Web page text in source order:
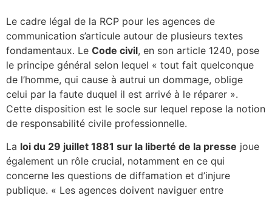
Le cadre légal de la RCP pour les agences de
communication s’articule autour de plusieurs textes
fondamentaux. Le Code civil, en son article 1240, pose
le principe général selon lequel « tout fait quelconque
de l’homme, qui cause à autrui un dommage, oblige
celui par la faute duquel il est arrivé à le réparer ».
Cette disposition est le socle sur lequel repose la notion
de responsabilité civile professionnelle.
La loi du 29 juillet 1881 sur la liberté de la presse joue
également un rôle crucial, notamment en ce qui
concerne les questions de diffamation et d’injure
publique. « Les agences doivent naviguer entre